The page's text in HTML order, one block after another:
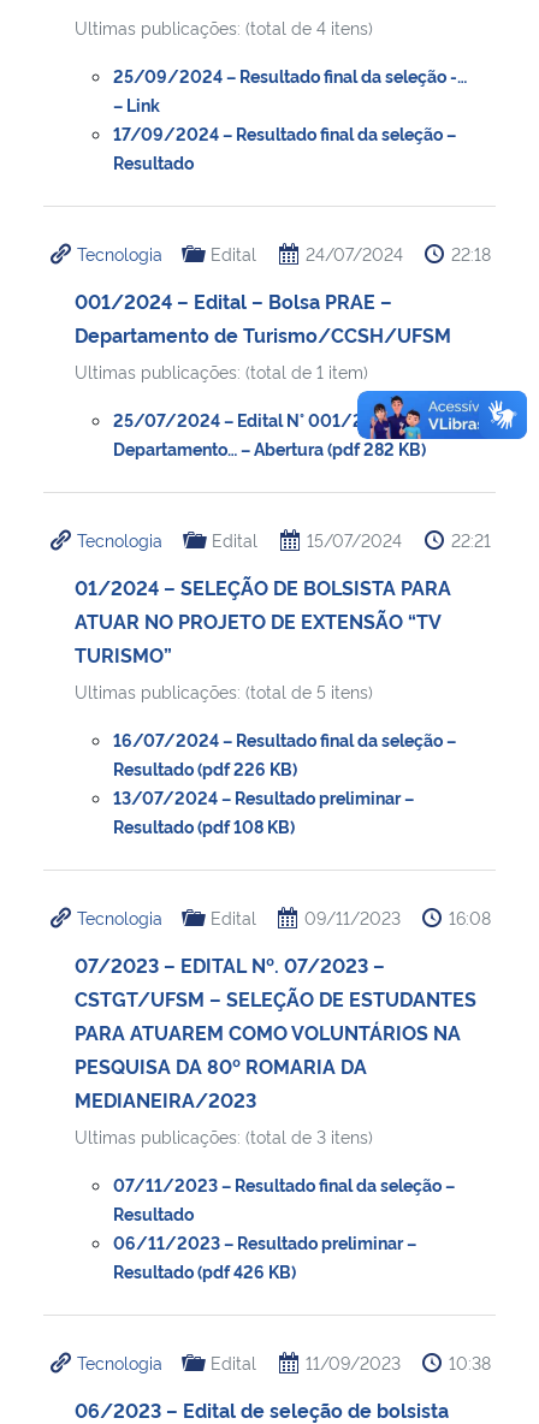
Ultimas publicações: (total de 4 itens)
25/09/2024 – Resultado final da seleção -…
– Link
17/09/2024 – Resultado final da seleção –
Resultado
Tecnologia Edital 24/07/2024 22:18
001/2024 – Edital – Bolsa PRAE –
Departamento de Turismo/CCSH/UFSM
Ultimas publicações: (total de 1 item)
25/07/2024 – Edital N° 001/2024 –
Departamento… – Abertura (pdf 282 KB)
Tecnologia Edital 15/07/2024 22:21
01/2024 – SELEÇÃO DE BOLSISTA PARA
ATUAR NO PROJETO DE EXTENSÃO “TV
TURISMO”
Ultimas publicações: (total de 5 itens)
16/07/2024 – Resultado final da seleção –
Resultado (pdf 226 KB)
13/07/2024 – Resultado preliminar –
Resultado (pdf 108 KB)
Tecnologia Edital 09/11/2023 16:08
07/2023 – EDITAL Nº. 07/2023 –
CSTGT/UFSM – SELEÇÃO DE ESTUDANTES
PARA ATUAREM COMO VOLUNTÁRIOS NA
PESQUISA DA 80º ROMARIA DA
MEDIANEIRA/2023
Ultimas publicações: (total de 3 itens)
07/11/2023 – Resultado final da seleção –
Resultado
06/11/2023 – Resultado preliminar –
Resultado (pdf 426 KB)
Tecnologia Edital 11/09/2023 10:38
06/2023 – Edital de seleção de bolsista